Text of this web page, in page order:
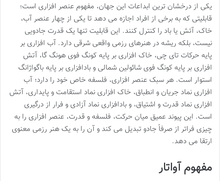
یکی از درخشان ترین ابداعات این جهان، مفهوم عنصر افزاری است؛
قابلیتی که به برخی از افراد اجازه می دهد تا یکی از چهار عنصر آب،
خاک، آتش یا باد را کنترل کنند. این قابلیت تنها یک قدرت جادویی
نیست، بلکه ریشه در هنرهای رزمی واقعی شرقی دارد. آب افزاری بر
پایه حرکات تای چی، خاک افزاری بر پایه کونگ فوی هونگ گا، آتش
افزاری بر پایه کونگ فوی شائولین شمالی و بادافزاری بر پایه باگواژانگ
استوار است. هر سبک عنصر افزاری، فلسفه خاص خود را دارد؛ آب
افزاری نماد جریان و انطباق، خاک افزاری نماد استقامت و پایداری، آتش
افزاری نماد قدرت و اشتیاق، و بادافزاری نماد آزادی و فرار از درگیری
است. این پیوند عمیق میان حرکت، فلسفه و قدرت، عنصر افزاری را به
چیزی فراتر از صرفاً جادو تبدیل می کند و آن را به یک هنر رزمی معنوی
ارتقا می دهد.
مفهوم آواتار